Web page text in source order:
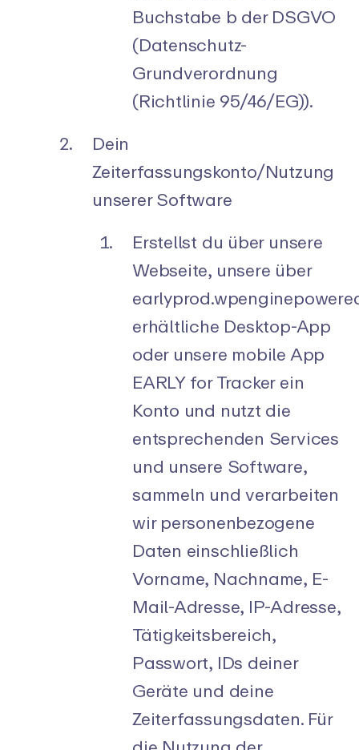
Buchstabe b der DSGVO
(Datenschutz-
Grundverordnung
(Richtlinie 95/46/EG)).
Dein
Zeiterfassungskonto/Nutzung
unserer Software
Erstellst du über unsere
Webseite, unsere über
erhältliche Desktop-App
oder unsere mobile App
EARLY for Tracker ein
Konto und nutzt die
entsprechenden Services
und unsere Software,
sammeln und verarbeiten
wir personenbezogene
Daten einschließlich
Vorname, Nachname, E-
Mail-Adresse, IP-Adresse,
Tätigkeitsbereich,
Passwort, IDs deiner
Geräte und deine
Zeiterfassungsdaten. Für